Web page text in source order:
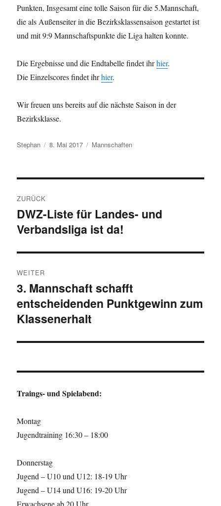
Punkten, Insgesamt eine tolle Saison für die 5.Mannschaft,
die als Außenseiter in die Bezirksklassensaison gestartet ist
und mit 9:9 Mannschaftspunkte die Liga halten konnte.
Die Ergebnisse und die Endtabelle findet ihrhier.
Die Einzelscores findet ihrhier.
Wir freuen uns bereits auf die nächste Saison in der
Bezirksklasse.
Autor
Stephan
Veröffentlicht
8. Mai 2017 Kategorien
Mannschaften
ZURÜCK
Vorheriger
Beitrag:
DWZ-Liste für Landes- und
Verbandsliga ist da!
WEITER
Nächster
Beitrag:
3. Mannschaft schafft
entscheidenden Punktgewinn zum
Klassenerhalt
Traings- und Spielabend:
Montag
Jugendtraining 16:30 – 18:00
Donnerstag
Jugend – U10 und U12: 18-19 Uhr
Jugend – U14 und U16: 19-20 Uhr